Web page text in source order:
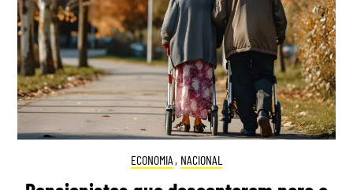
ECONOMIA , NACIONAL